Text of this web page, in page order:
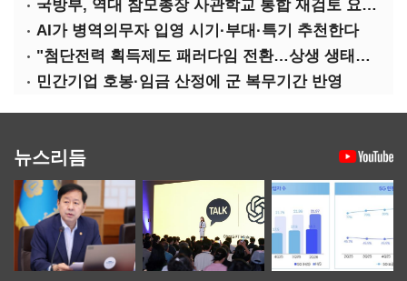
국방부, 역대 참모총장 사관학교 통합 재검토 요구에 "다양한 의견 수렴해 합리적 시스템 만들 것"
AI가 병역의무자 입영 시기·부대·특기 추천한다
"첨단전력 획득제도 패러다임 전환…상생 생태계 조성해 대체불가 K-방산 도약"
민간기업 호봉·임금 산정에 군 복무기간 반영
뉴스리듬